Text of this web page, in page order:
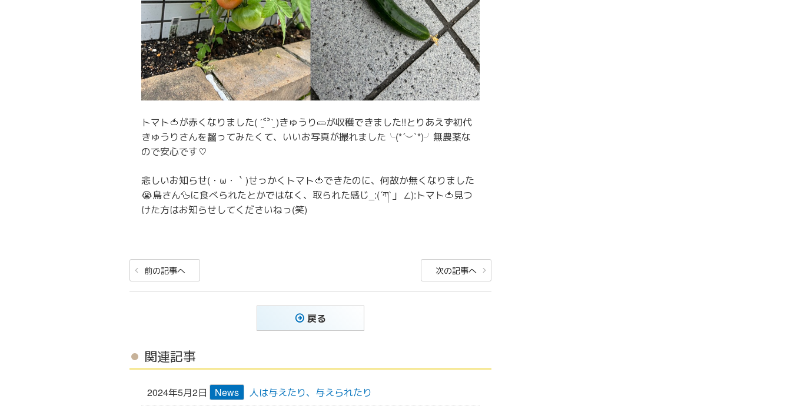
トマト🍅が赤くなりました( ˊ̱˂˃ˋ̱ )きゅうり🥒が収穫できました!!とりあえず初代
きゅうりさんを齧ってみたくて、いいお写真が撮れました╰(*´︶`*)╯無農薬な
ので安心です♡
悲しいお知らせ(・ω・｀)せっかくトマト🍅できたのに、何故か無くなりました
😭鳥さん🦆に食べられたとかではなく、取られた感じ_:(´ཀ`」 ∠):トマト🍅見つ
けた方はお知らせしてくださいねっ(笑)
投
稿
ナ
シ
前
の
投
前の記事へ
の
投
次の記事へ
戻る
関連記事
2024年5月2日 News 人は与えたり、与えられたり